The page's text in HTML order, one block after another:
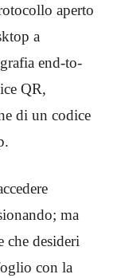
aperto
a
end-to-
QR,
di un codice
ma
che desideri
con la